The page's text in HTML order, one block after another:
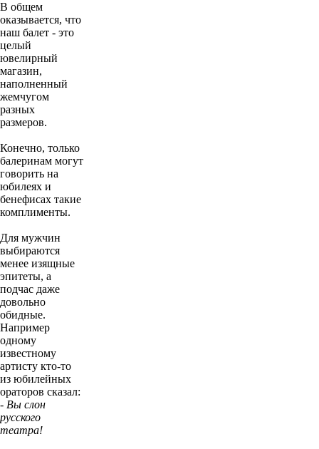
В общем
оказывается, что
наш балет - это
целый
ювелирный
магазин,
наполненный
жемчугом
разных
размеров.
Конечно, только
балеринам могут
говорить на
юбилеях и
бенефисах такие
комплименты.
Для мужчин
выбираются
менее изящные
эпитеты, а
подчас даже
довольно
обидные.
Например
одному
известному
артисту кто-то
из юбилейных
ораторов сказал:
- Вы слон
русского
театра!